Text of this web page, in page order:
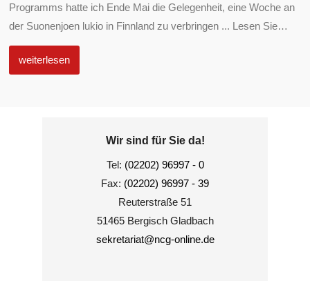
Programms hatte ich Ende Mai die Gelegenheit, eine Woche an
der Suonenjoen lukio in Finnland zu verbringen ... Lesen Sie…
weiterlesen
Wir sind für Sie da!
Tel: (02202) 96997 - 0
Fax: (02202) 96997 - 39
Reuterstraße 51
51465 Bergisch Gladbach
sekretariat@ncg-online.de